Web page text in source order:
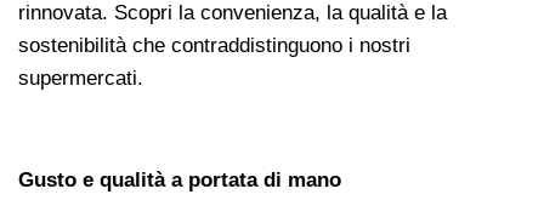
rinnovata. Scopri la convenienza, la qualità e la
sostenibilità che contraddistinguono i nostri
supermercati.
Gusto e qualità a portata di mano